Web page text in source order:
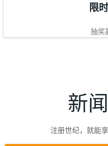
限
抽奖
新
注册世纪，就能